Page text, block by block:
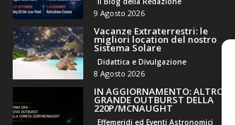
9 Agosto 2026
Vacanze Extraterrestri: le
migliori location del nostro
Sistema Solare
Didattica e Divulgazione
8 Agosto 2026
IN AGGIORNAMENTO: ALTRO
GRANDE OUTBURST DELLA
220P/MCNAUGHT
Effemeridi ed Eventi Astronomici